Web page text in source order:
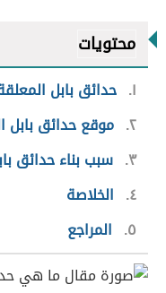
محتويات
١ حدائق بابل
٢ موقع حدائق بابل
٣ سبب بناء حدائق
٤
الخلاصة
٥
المراجع